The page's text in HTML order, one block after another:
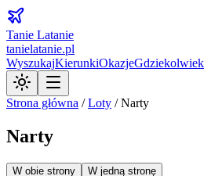
Tanie Latanie
tanielatanie.pl
WyszukajKierunkiOkazjeGdziekolwiek
Strona główna /Loty /Narty
Narty
W obie strony W jedną stronę